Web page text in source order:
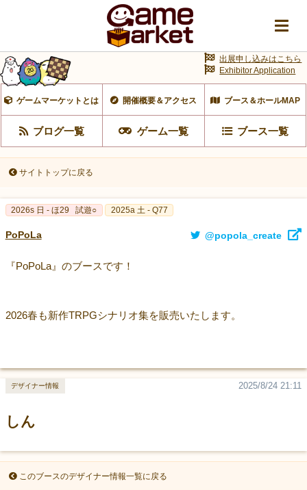
ゲームマーケットとは 開催概要＆アクセス ブース＆ホールMAP
ブログ一覧 ゲーム一覧 ブース一覧
出展申し込みはこちら
Exhibitor Application
サイトトップに戻る
2026s 日 - ほ29 試遊○ 2025a 土 - Q77
PoPoLa @popola_create
『PoPoLa』のブースです！
2026春も新作TRPGシナリオ集を販売いたします。
しん
2025/8/24 21:11
デザイナー情報
このブースのデザイナー情報一覧に戻る